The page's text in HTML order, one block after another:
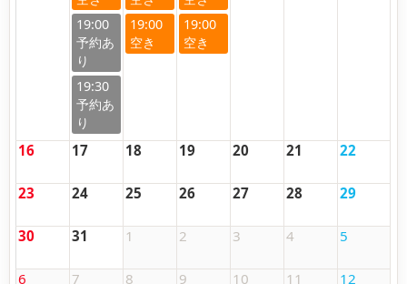
19:00
19:30
19:00 19:00
16 17 18 19 20 21 22
23 24 25 26 27 28 29
30 31 1 2 3 4 5
6 7 8 9 10 11 12